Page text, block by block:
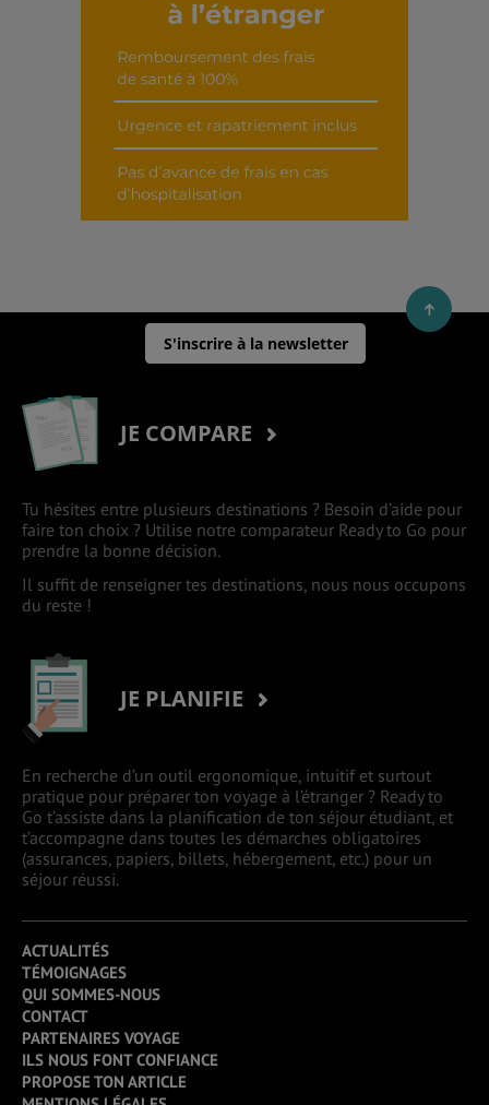
S'inscrire à la newsletter
JE COMPARE
Tu hésites entre plusieurs destinations ? Besoin d’aide pour
faire ton choix ? Utilise notre comparateur Ready to Go pour
prendre la bonne décision.
Il suffit de renseigner tes destinations, nous nous occupons
du reste !
JE PLANIFIE
En recherche d’un outil ergonomique, intuitif et surtout
pratique pour préparer ton voyage à l’étranger ? Ready to
Go t’assiste dans la planification de ton séjour étudiant, et
t’accompagne dans toutes les démarches obligatoires
(assurances, papiers, billets, hébergement, etc.) pour un
séjour réussi.
ACTUALITÉS
TÉMOIGNAGES
QUI SOMMES-NOUS
CONTACT
PARTENAIRES VOYAGE
ILS NOUS FONT CONFIANCE
PROPOSE TON ARTICLE